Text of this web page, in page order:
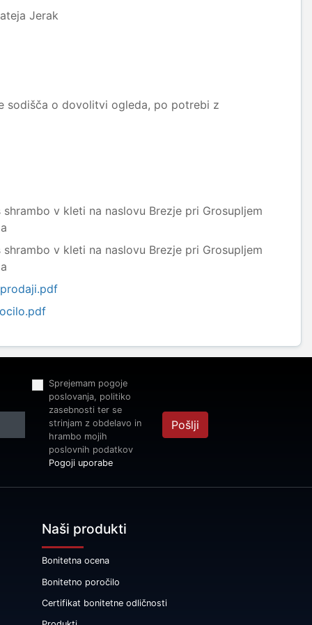
Jerak
sodišča o dovolitvi ogleda, po potrebi z
v kleti na naslovu Brezje pri Grosupljem
v kleti na naslovu Brezje pri Grosupljem
Sprejemam pogoje
poslovanja, politiko
zasebnosti ter se
strinjam z obdelavo in
hrambo mojih
poslovnih podatkov
Pogoji uporabe
Pošlji
Naši produkti
Bonitetna ocena
Bonitetno poročilo
Certifikat bonitetne odličnosti